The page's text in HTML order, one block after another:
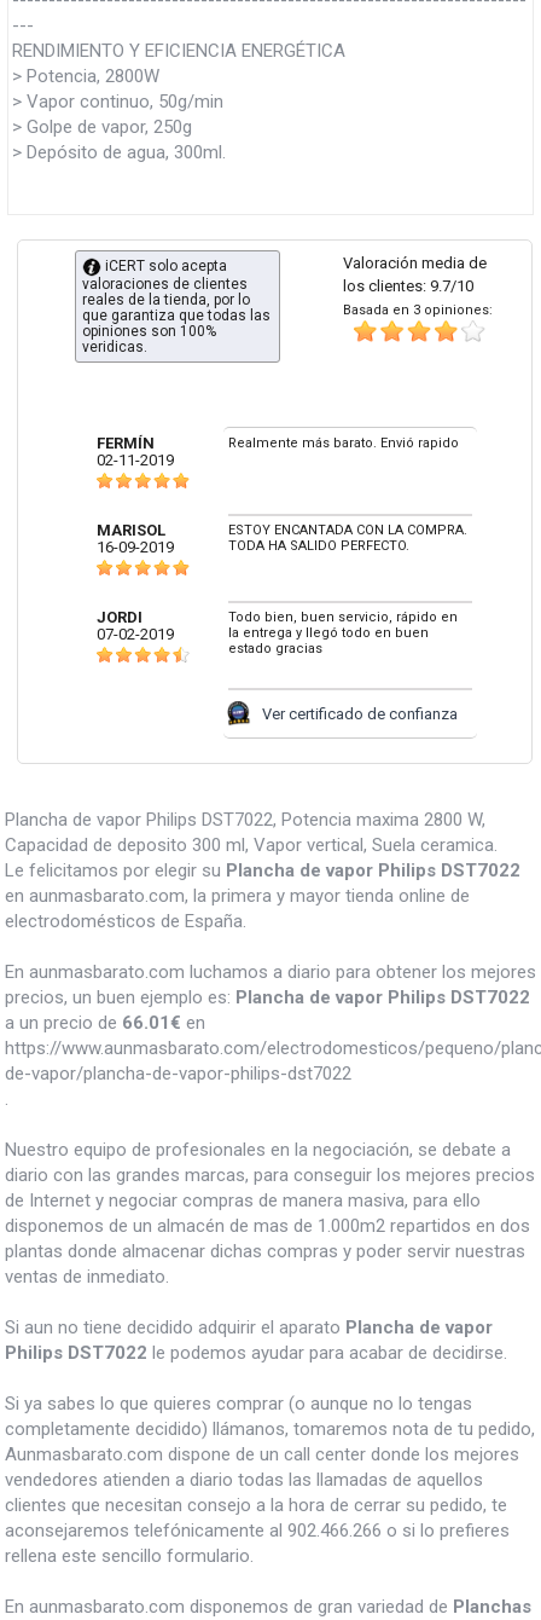
---
RENDIMIENTO Y EFICIENCIA ENERGÉTICA
> Potencia, 2800W
> Vapor continuo, 50g/min
> Golpe de vapor, 250g
> Depósito de agua, 300ml.
Valoración media de
los clientes: 9.7/10
Basada en 3 opiniones:
iCERT solo acepta
valoraciones de clientes
reales de la tienda, por lo
que garantiza que todas las
opiniones son 100%
veridicas.
FERMÍN
02-11-2019
Realmente más barato. Envió rapido
MARISOL
16-09-2019
ESTOY ENCANTADA CON LA COMPRA.
TODA HA SALIDO PERFECTO.
JORDI
07-02-2019
Todo bien, buen servicio, rápido en
la entrega y llegó todo en buen
estado gracias
Ver certificado de confianza
Plancha de vapor Philips DST7022, Potencia maxima 2800 W,
Capacidad de deposito 300 ml, Vapor vertical, Suela ceramica.
Le felicitamos por elegir su Plancha de vapor Philips DST7022
en aunmasbarato.com, la primera y mayor tienda online de
electrodomésticos de España.
En aunmasbarato.com luchamos a diario para obtener los mejores
precios, un buen ejemplo es: Plancha de vapor Philips DST7022
a un precio de 66.01 € en
https://www.aunmasbarato.com/electrodomesticos/pequeno/
de-vapor/plancha-de-vapor-philips-dst7022
.
Nuestro equipo de profesionales en la negociación, se debate a
diario con las grandes marcas, para conseguir los mejores precios
de Internet y negociar compras de manera masiva, para ello
disponemos de un almacén de mas de 1.000m2 repartidos en dos
plantas donde almacenar dichas compras y poder servir nuestras
ventas de inmediato.
Si aun no tiene decidido adquirir el aparato Plancha de vapor
Philips DST7022 le podemos ayudar para acabar de decidirse.
Si ya sabes lo que quieres comprar (o aunque no lo tengas
completamente decidido) llámanos, tomaremos nota de tu pedido,
Aunmasbarato.com dispone de un call center donde los mejores
vendedores atienden a diario todas las llamadas de aquellos
clientes que necesitan consejo a la hora de cerrar su pedido, te
aconsejaremos telefónicamente al 902.466.266 o si lo prefieres
rellena este sencillo formulario.
En aunmasbarato.com disponemos de gran variedad de Planchas